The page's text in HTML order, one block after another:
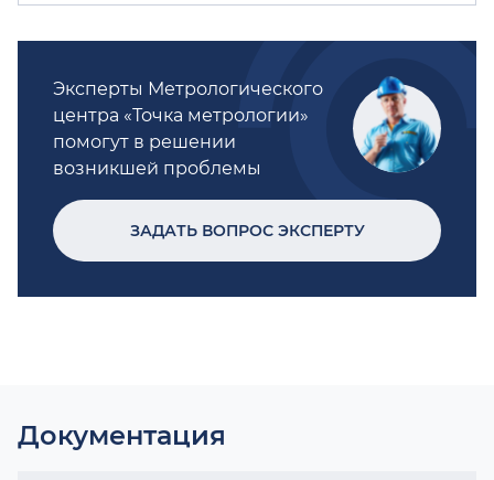
Эксперты Метрологического
центра «Точка метрологии»
помогут в решении
возникшей проблемы
ЗАДАТЬ ВОПРОС ЭКСПЕРТУ
Документация